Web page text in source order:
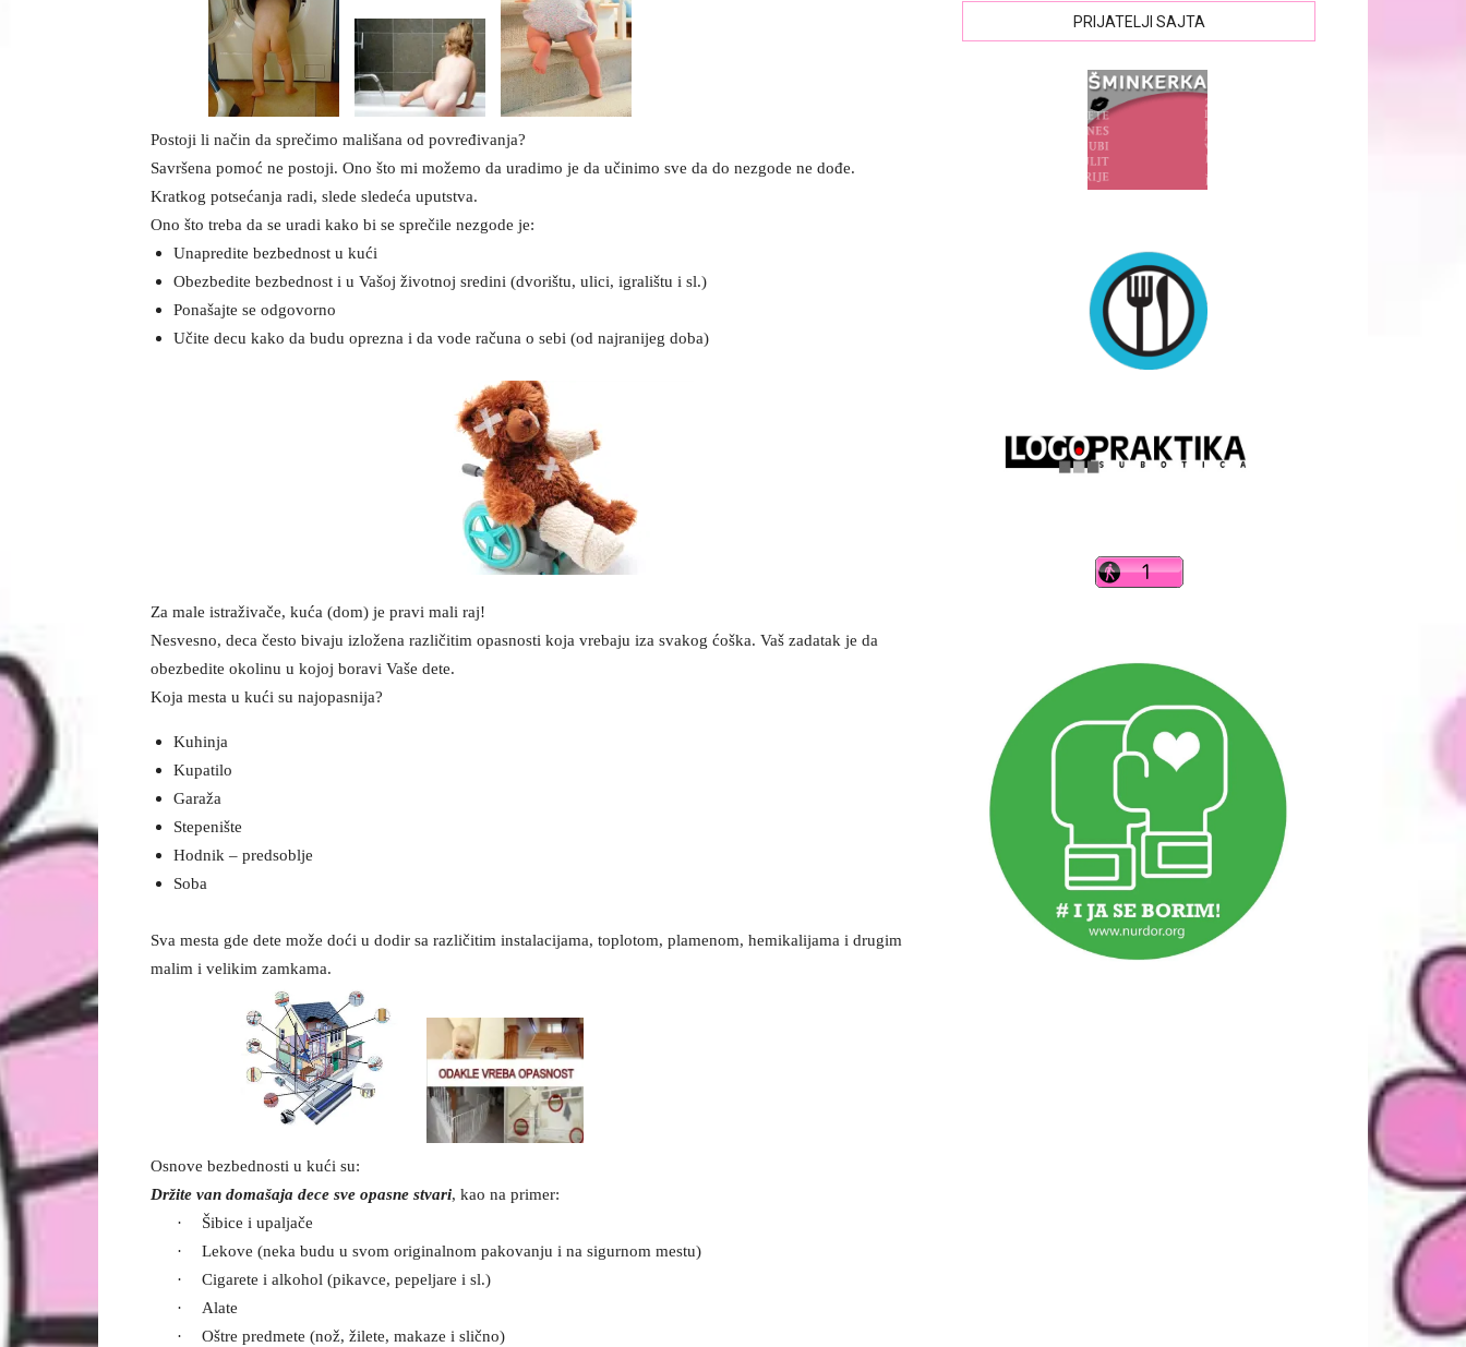
Postoji li način da sprečimo mališana od povređivanja?
Savršena pomoć ne postoji. Ono što mi možemo da uradimo je da učinimo sve da do nezgode ne dođe.
Kratkog potsećanja radi, slede sledeća uputstva.
Ono što treba da se uradi kako bi se sprečile nezgode je:
Unapredite bezbednost u kući
Obezbedite bezbednost i u Vašoj životnoj sredini (dvorištu, ulici, igralištu i sl.)
Ponašajte se odgovorno
Učite decu kako da budu oprezna i da vode računa o sebi (od najranijeg doba)
Za male istraživače, kuća (dom) je pravi mali raj!
Nesvesno, deca često bivaju izložena različitim opasnosti koja vrebaju iza svakog ćoška. Vaš zadatak je da
obezbedite okolinu u kojoj boravi Vaše dete.
Koja mesta u kući su najopasnija?
Kuhinja
Kupatilo
Garaža
Stepenište
Hodnik – predsoblje
Soba
Sva mesta gde dete može doći u dodir sa različitim instalacijama, toplotom, plamenom, hemikalijama i drugim
malim i velikim zamkama.
Osnove bezbednosti u kući su:
Držite van domašaja dece sve opasne stvari, kao na primer:
·
Šibice i upaljače
·
Lekove (neka budu u svom originalnom pakovanju i na sigurnom mestu)
·
Cigarete i alkohol (pikavce, pepeljare i sl.)
·
Alate
·
Oštre predmete (nož, žilete, makaze i slično)
PRIJATELJI SAJTA